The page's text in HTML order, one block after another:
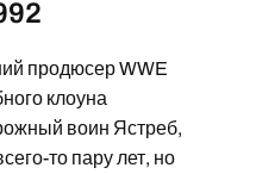
продюсер WWE
клоуна
воин Ястреб,
то пару лет, но